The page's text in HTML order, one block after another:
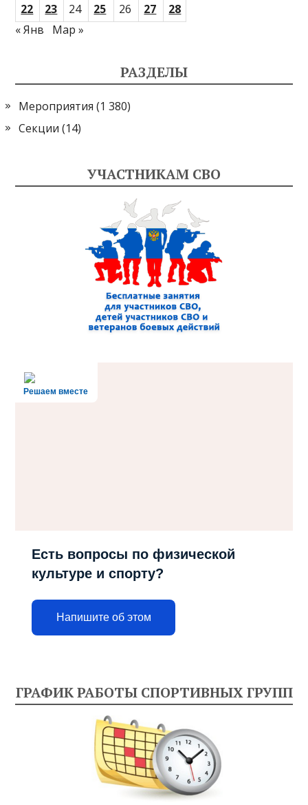
22
23 24 25 26 27
28
« Янв
Мар »
РАЗДЕЛЫ
Мероприятия (1 380)
Секции (14)
УЧАСТНИКАМ СВО
Решаем вместе
Есть вопросы по физической
культуре и спорту?
Напишите об этом
ГРАФИК РАБОТЫ СПОРТИВНЫХ ГРУПП